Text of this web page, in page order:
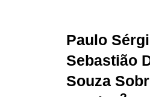
Paulo
Sebastião
Souza